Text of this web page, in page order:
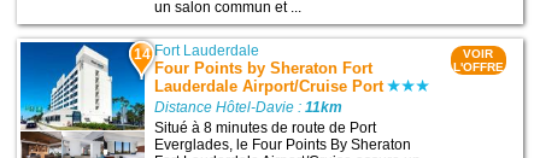
un salon commun et ...
14 Fort Lauderdale
Four Points by Sheraton Fort
Lauderdale Airport/Cruise Port
Distance Hôtel-Davie :11km
Situé à 8 minutes de route de Port
Everglades, le Four Points By Sheraton
VOIR
L'OFFRE